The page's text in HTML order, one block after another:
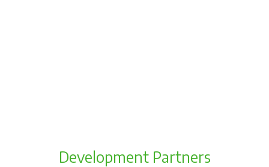
Development Partners